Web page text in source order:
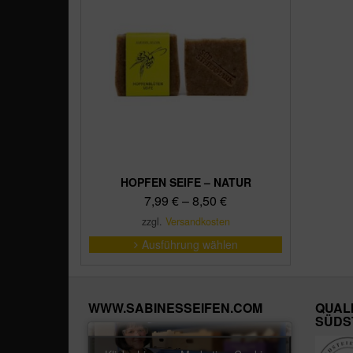
HOPFEN SEIFE – NATUR
7,99 €– 8,50 €
zzgl. Versandkosten
Ausführung wählen
Dieses
Produkt
Varianten
Die
Optionen
WWW.SABINESSEIFEN.COM